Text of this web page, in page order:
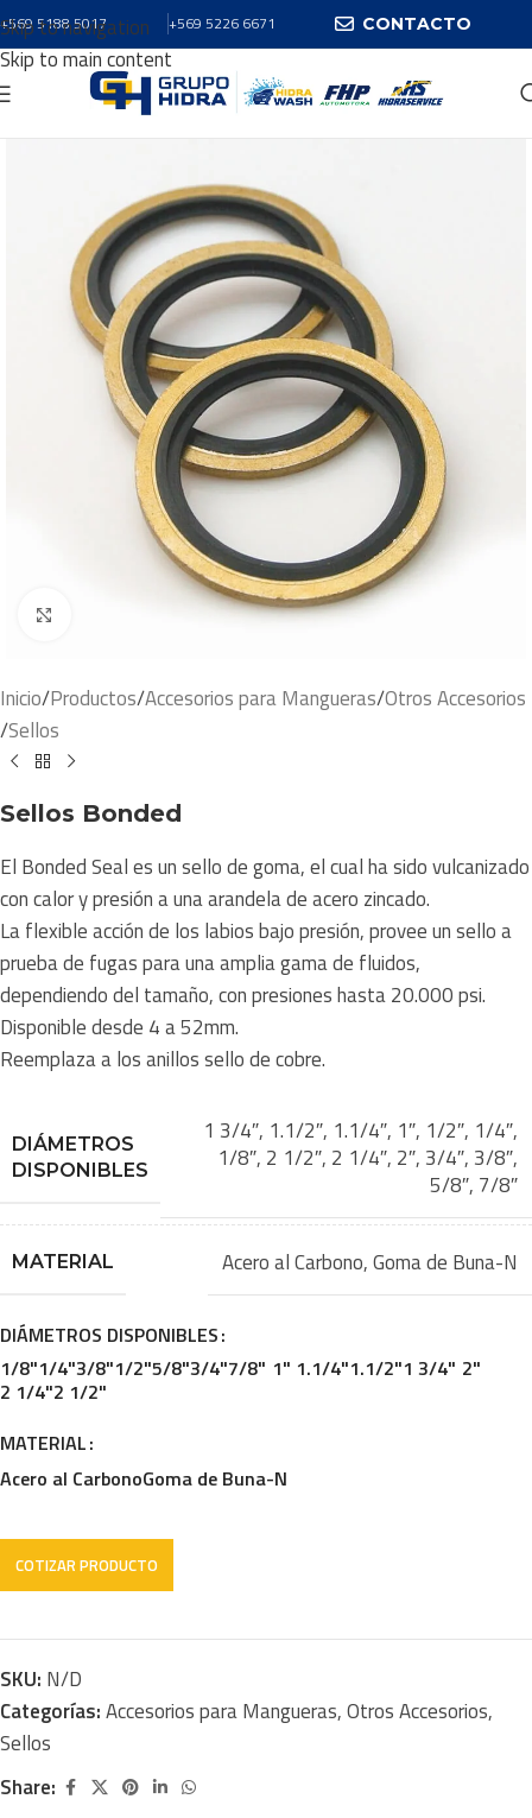
Skip to navigation
Skip to main content
+569 5188 5017 +569 5226 6671 CONTACTO
Inicio/Productos/Accesorios para Mangueras/Otros Accesorios
/Sellos
Sellos Bonded
El Bonded Seal es un sello de goma, el cual ha sido vulcanizado
con calor y presión a una arandela de acero zincado.
La flexible acción de los labios bajo presión, provee un sello a
prueba de fugas para una amplia gama de fluidos,
dependiendo del tamaño, con presiones hasta 20.000 psi.
Disponible desde 4 a 52mm.
Reemplaza a los anillos sello de cobre.
DIÁMETROS
DISPONIBLES
1 3/4″, 1.1/2″, 1.1/4″, 1″, 1/2″, 1/4″,
1/8″, 2 1/2″, 2 1/4″, 2″, 3/4″, 3/8″,
5/8″, 7/8″
MATERIAL Acero al Carbono,Goma de Buna-N
DIÁMETROS DISPONIBLES
1/8"1/4"3/8"1/2"5/8"3/4"7/8" 1" 1.1/4"1.1/2"1 3/4" 2"
2 1/4"2 1/2"
MATERIAL
Acero al CarbonoGoma de Buna-N
SKU: N/D
Categorías:Accesorios para Mangueras,Otros Accesorios,
Sellos
Share: